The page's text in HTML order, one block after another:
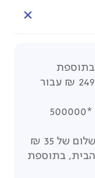
בתוספת
₪ עבור
08-9567500 או *500000
הובלה מעל קומה ג' ללא מעלית- בתוספת תשלום של 35 ₪
בתוספת